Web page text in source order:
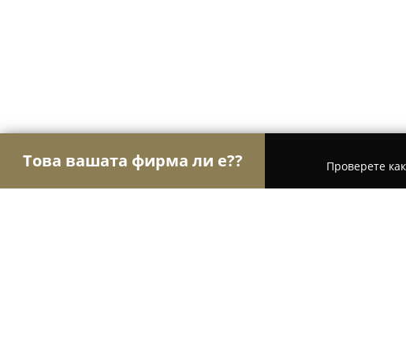
Това вашата фирма ли е??
Проверете